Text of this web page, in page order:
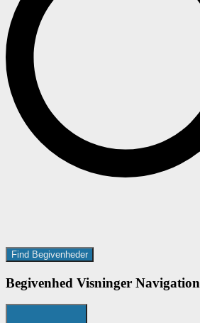
Find Begivenheder
Begivenhed Visninger Navigation